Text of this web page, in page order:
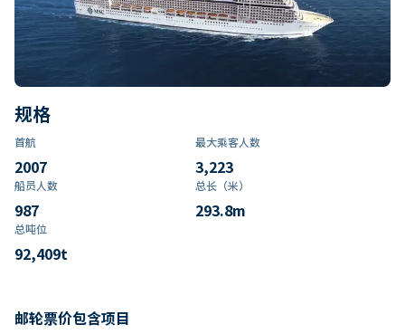
规格
首航
2007
最大乘客人数
3,223
船员人数
987
总长（米）
293.8m
总吨位
92,409t
邮轮票价包含项目